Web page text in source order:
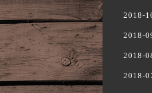
2018-
2018-
2018-
2018-